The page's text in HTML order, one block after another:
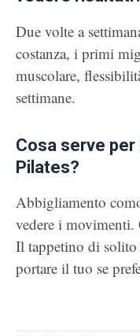
Due volte a
costanza, i primi
muscolare,
settimane.
Cosa serve
Pilates?
Abbigliamento
vedere i
Il tappetino di
portare il tuo se